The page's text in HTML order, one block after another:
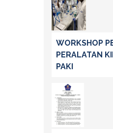
WORKSHOP
PERALATAN
PAKI